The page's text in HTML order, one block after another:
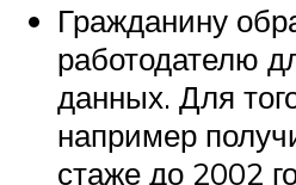
Гражданину
работодателю
данных. Для
например
стаже до 2002